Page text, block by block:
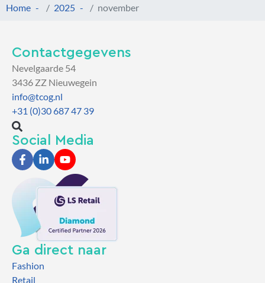
Home 2025 november
Contactgegevens
Nevelgaarde 54
3436 ZZ Nieuwegein
info@tcog.nl
+31 (0)30 687 47 39
Social Media
Ga direct naar
Fashion
Retail